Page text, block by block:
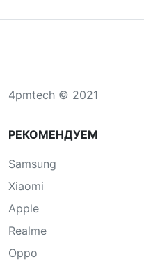
4pmtech © 2021
РЕКОМЕНДУЕМ
Samsung
Xiaomi
Apple
Realme
Oppo